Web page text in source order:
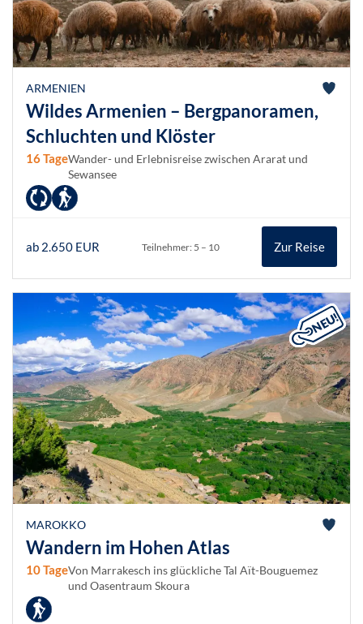
ARMENIEN
Wildes Armenien – Bergpanoramen,
Schluchten und Klöster
16 TageWander- und Erlebnisreise zwischen Ararat und
Sewansee
ab 2.650 EUR Teilnehmer: 5 – 10 Zur Reise
MAROKKO
Wandern im Hohen Atlas
10 TageVon Marrakesch ins glückliche Tal Aït-Bouguemez
und Oasentraum Skoura